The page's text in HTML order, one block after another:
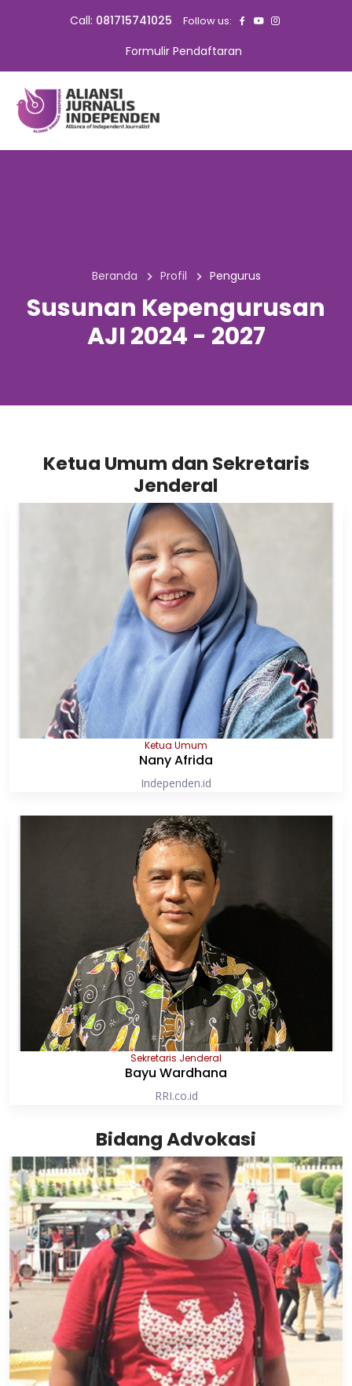
Call: 081715741025 Follow us:
Formulir Pendaftaran
Beranda Profil Pengurus
Susunan Kepengurusan
AJI 2024 - 2027
Ketua Umum dan Sekretaris
Jenderal
Ketua Umum
Nany Afrida
Independen.id
Sekretaris Jenderal
Bayu Wardhana
RRI.co.id
Bidang Advokasi